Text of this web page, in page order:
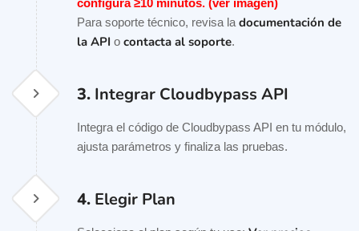
configura ≥10 minutos. (ver imagen)
Para soporte técnico, revisa la documentación de
la API o contacta al soporte.
3. Integrar Cloudbypass API
Integra el código de Cloudbypass API en tu módulo,
ajusta parámetros y finaliza las pruebas.
4. Elegir Plan